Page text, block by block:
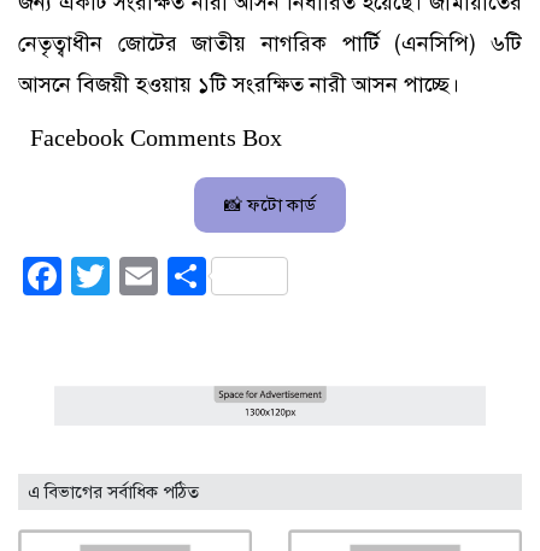
নেতৃত্বাধীন জোটের জাতীয় নাগরিক পার্টি (এনসিপি) ৬টি
আসনে বিজয়ী হওয়ায় ১টি সংরক্ষিত নারী আসন পাচ্ছে।
Facebook Comments Box
📸 ফটো কার্ড
Facebook
Twitter
EmailShare
এ বিভাগের সর্বাধিক পঠিত